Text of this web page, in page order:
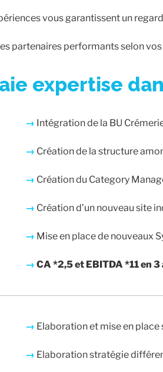
vous garantissent un
partenaires performants selon
expertise
→ Intégration de la BU
→ Création de la structure
→ Création du Category
→ Création d’un nouveau site
→ Mise en place de nouveaux
→ CA *2,5 et EBITDA *11 en 3
→ Elaboration et mise en
→ Elaboration stratégie